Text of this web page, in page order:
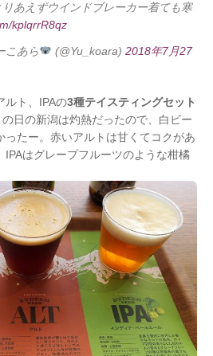
りあえずウインドブレーカー着ても寒
kplqrrR8qz
こあら (@Yu_koara)2018年7月27
ルト、IPAの3種テイスティングセット
の日の新潟は灼熱だったので、白ビー
ったー。赤いアルトは甘くてコクがあ
IPAはグレープフルーツのような柑橘